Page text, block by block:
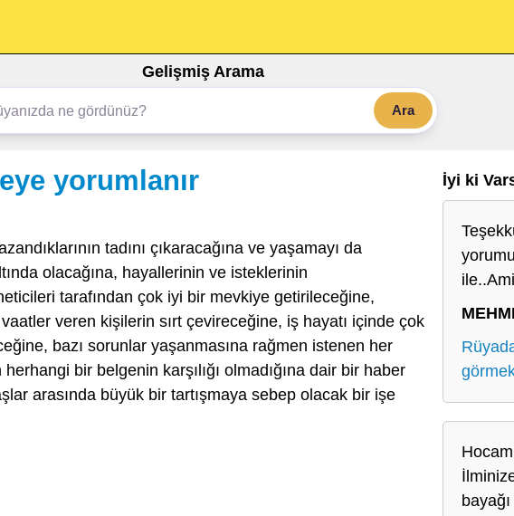
Gelişmiş Arama
Ara
yorumlanır
tadını çıkaracağına ve yaşamayı da
olacağına, hayallerinin ve isteklerinin
tarafından çok iyi bir mevkiye getirileceğine,
veren kişilerin sırt çevireceğine, iş hayatı içinde çok
bazı sorunlar yaşanmasına rağmen istenen her
bir belgenin karşılığı olmadığına dair bir haber
arasında büyük bir tartışmaya sebep olacak bir işe
İyi ki